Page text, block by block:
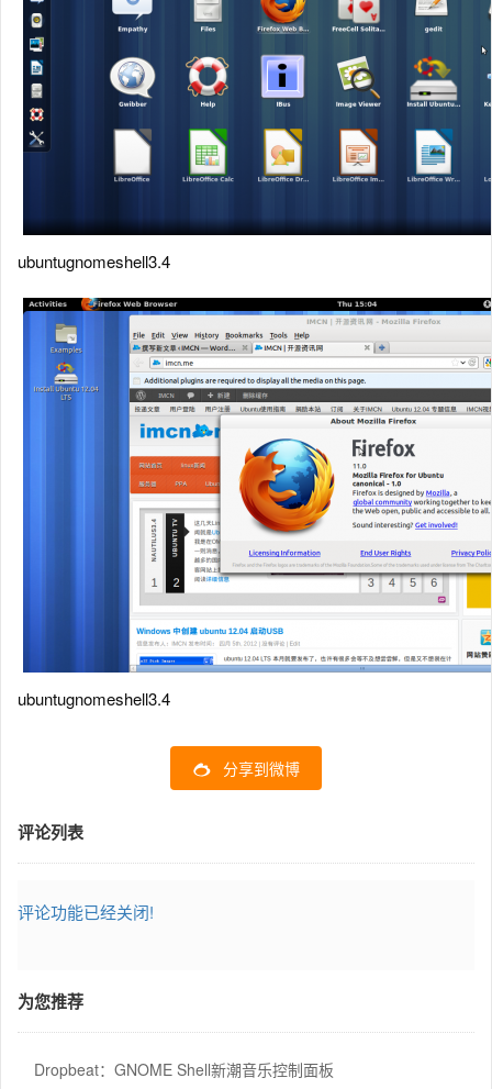
ubuntugnomeshell3.4
ubuntugnomeshell3.4
分享到微博
评论列表
评论功能已经关闭!
为您推荐
Dropbeat：GNOME Shell新潮音乐控制面板